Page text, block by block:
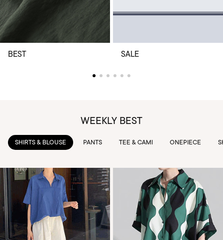
BEST SALE
WEEKLY BEST
PANTS TEE & CAMI ONEPIECE SKIRTS OUTWEAR